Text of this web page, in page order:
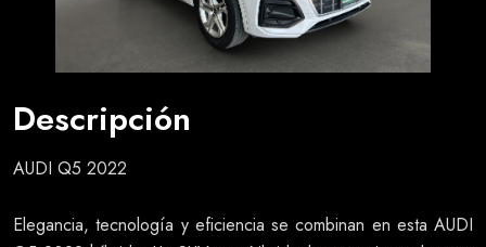
Descripción
AUDI Q5 2022
Elegancia, tecnología y eficiencia se combinan en esta AUDI